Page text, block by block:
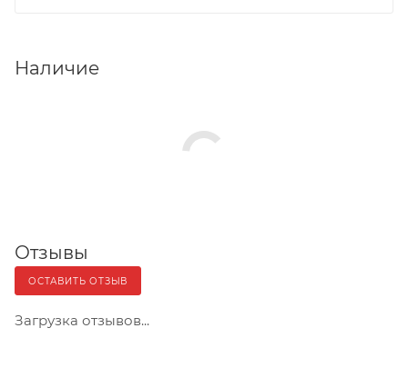
Наличие
Отзывы
ОСТАВИТЬ ОТЗЫВ
Загрузка отзывов...